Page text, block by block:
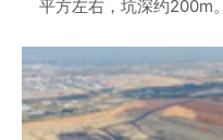
平方左右，坑深约200m。